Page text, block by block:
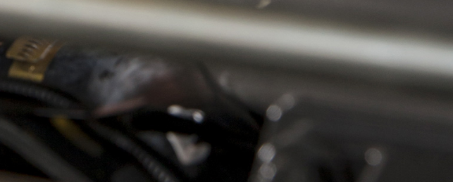
Spain
Sweden
United Kingdom
Eastern Europe
Brazil
United Arab Emirates
Africa